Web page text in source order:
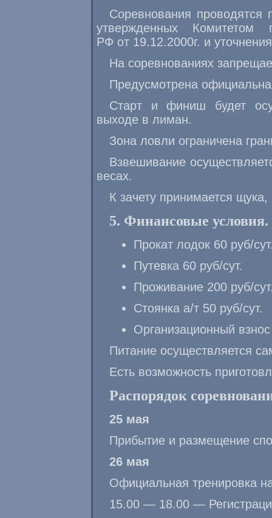
Соревнования проводятся
утвержденных
РФ от 19.12.2000г. и
На соревнованиях
Предусмотрена
Старт и финиш будет
выходе в лиман.
Зона ловли ограничена
Взвешивание
весах.
К зачету принимается
5. Финансовые условия.
Прокат лодок 60 руб/
Путевка 60 руб/сут.
Проживание 200 руб/
Стоянка а/т 50 руб/сут.
Организационный
Питание осуществляется
Есть возможность
Распорядок
25 мая
Прибытие и размещение
26 мая
Официальная тренировка
15.00 — 18.00 —